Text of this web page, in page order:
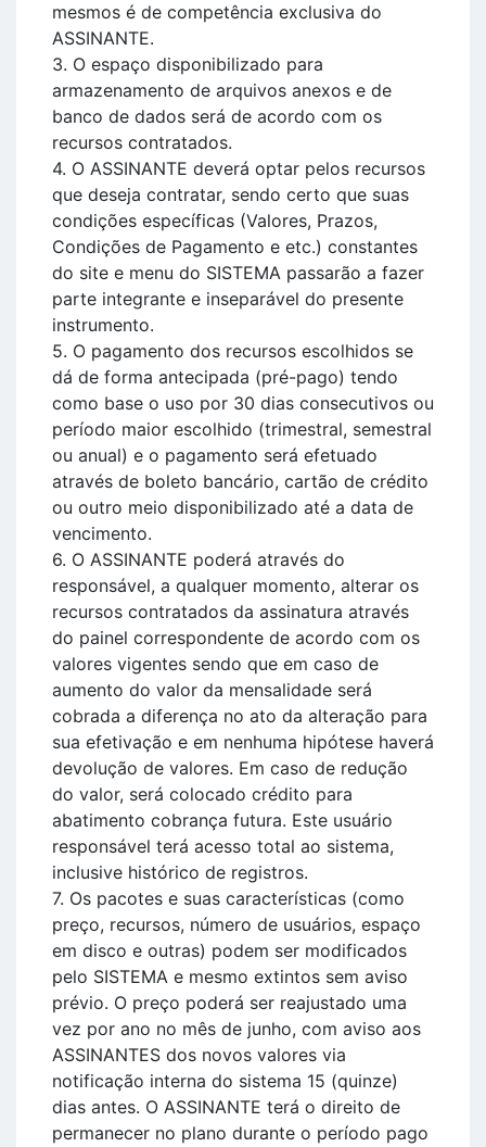
mesmos é de competência exclusiva do
ASSINANTE.
3. O espaço disponibilizado para
armazenamento de arquivos anexos e de
banco de dados será de acordo com os
recursos contratados.
4. O ASSINANTE deverá optar pelos recursos
que deseja contratar, sendo certo que suas
condições específicas (Valores, Prazos,
Condições de Pagamento e etc.) constantes
do site e menu do SISTEMA passarão a fazer
parte integrante e inseparável do presente
instrumento.
5. O pagamento dos recursos escolhidos se
dá de forma antecipada (pré-pago) tendo
como base o uso por 30 dias consecutivos ou
período maior escolhido (trimestral, semestral
ou anual) e o pagamento será efetuado
através de boleto bancário, cartão de crédito
ou outro meio disponibilizado até a data de
vencimento.
6. O ASSINANTE poderá através do
responsável, a qualquer momento, alterar os
recursos contratados da assinatura através
do painel correspondente de acordo com os
valores vigentes sendo que em caso de
aumento do valor da mensalidade será
cobrada a diferença no ato da alteração para
sua efetivação e em nenhuma hipótese haverá
devolução de valores. Em caso de redução
do valor, será colocado crédito para
abatimento cobrança futura. Este usuário
responsável terá acesso total ao sistema,
inclusive histórico de registros.
7. Os pacotes e suas características (como
preço, recursos, número de usuários, espaço
em disco e outras) podem ser modificados
pelo SISTEMA e mesmo extintos sem aviso
prévio. O preço poderá ser reajustado uma
vez por ano no mês de junho, com aviso aos
ASSINANTES dos novos valores via
notificação interna do sistema 15 (quinze)
dias antes. O ASSINANTE terá o direito de
permanecer no plano durante o período pago